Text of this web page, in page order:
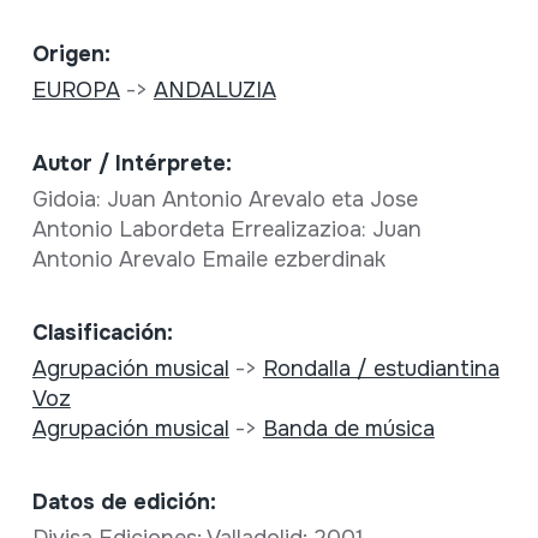
Origen:
EUROPA-> ANDALUZIA
Autor / Intérprete:
Gidoia: Juan Antonio Arevalo eta Jose
Antonio Labordeta Errealizazioa: Juan
Antonio Arevalo Emaile ezberdinak
Clasificación:
Agrupación musical -> Rondalla / estudiantina
Voz
Agrupación musical -> Banda de música
Datos de edición: